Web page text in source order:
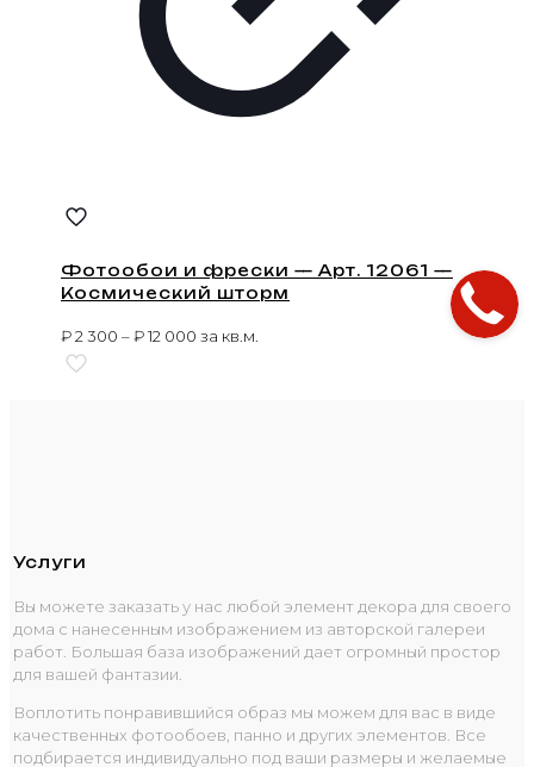
Фотообои и фрески — Арт. 12061 —
Космический шторм
₽2 300 –₽12 000 за кв.м.
Услуги
Вы можете заказать у нас любой элемент декора для своего
дома с нанесенным изображением из авторской галереи
работ. Большая база изображений дает огромный простор
для вашей фантазии.
Воплотить понравившийся образ мы можем для вас в виде
качественных фотообоев, панно и других элементов. Все
подбирается индивидуально под ваши размеры и желаемые